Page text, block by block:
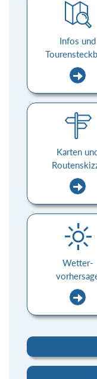
Infos und
Karten
Wetter-